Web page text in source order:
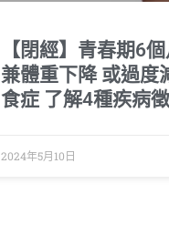
【閉經】青春期6
兼體重下降 或過度
食症 了解4種疾病
2024年5月10日